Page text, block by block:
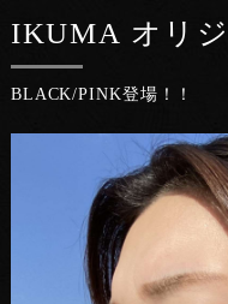
BLACK/PINK登場！！
IKUMA オリ